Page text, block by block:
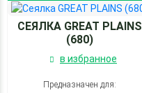
СЕЯЛКА GREAT PLAINS
(680)
в избранное
Предназначен для: